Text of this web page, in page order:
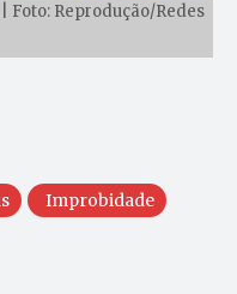
Foto: Reprodução/Redes
Improbidade